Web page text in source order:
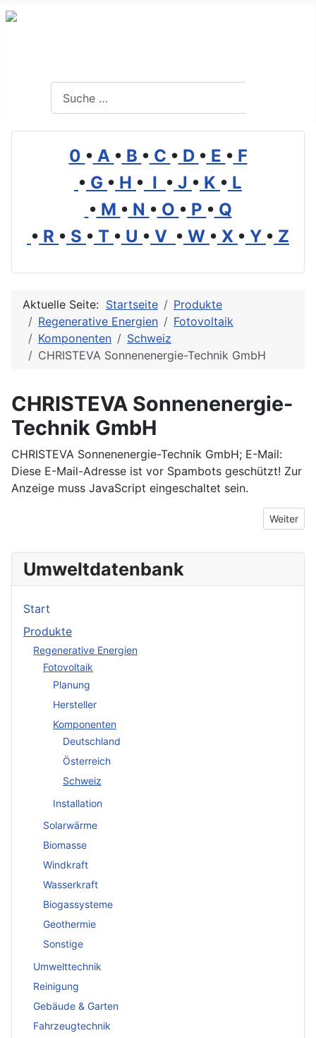
0 • A • B • C • D • E • F
• G • H • I • J • K • L
• M • N • O • P • Q
• R • S • T • U • V • W • X • Y • Z
Aktuelle Seite: Startseite
Produkte
Regenerative Energien
Fotovoltaik
Komponenten
Schweiz
CHRISTEVA Sonnenenergie-Technik GmbH
CHRISTEVA Sonnenenergie-
Technik GmbH
CHRISTEVA Sonnenenergie-Technik GmbH; E-Mail:
Diese E-Mail-Adresse ist vor Spambots geschützt! Zur
Anzeige muss JavaScript eingeschaltet sein.
Nächster
Weiter
Umweltdatenbank
Start
Produkte
Regenerative Energien
Fotovoltaik
Planung
Hersteller
Komponenten
Deutschland
Österreich
Schweiz
Installation
Solarwärme
Biomasse
Windkraft
Wasserkraft
Biogassysteme
Geothermie
Sonstige
Umwelttechnik
Reinigung
Gebäude & Garten
Fahrzeugtechnik